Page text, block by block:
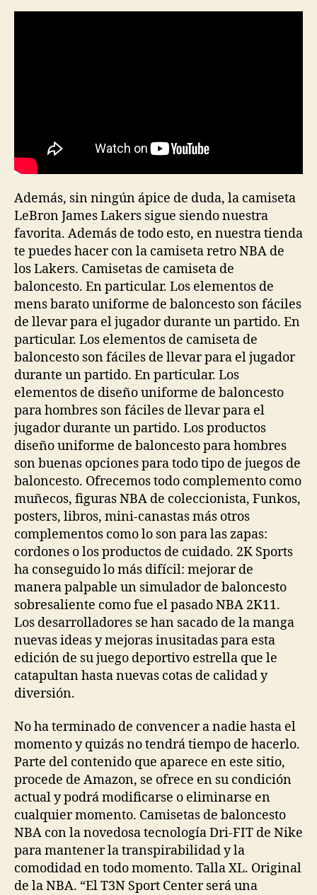
Además, sin ningún ápice de duda, la camiseta
LeBron James Lakers sigue siendo nuestra
favorita. Además de todo esto, en nuestra tienda
te puedes hacer con la camiseta retro NBA de
los Lakers. Camisetas de camiseta de
baloncesto. En particular. Los elementos de
mens barato uniforme de baloncesto son fáciles
de llevar para el jugador durante un partido. En
particular. Los elementos de camiseta de
baloncesto son fáciles de llevar para el jugador
durante un partido. En particular. Los
elementos de diseño uniforme de baloncesto
para hombres son fáciles de llevar para el
jugador durante un partido. Los productos
diseño uniforme de baloncesto para hombres
son buenas opciones para todo tipo de juegos de
baloncesto. Ofrecemos todo complemento como
muñecos, figuras NBA de coleccionista, Funkos,
posters, libros, mini-canastas más otros
complementos como lo son para las zapas:
cordones o los productos de cuidado. 2K Sports
ha conseguido lo más difícil: mejorar de
manera palpable un simulador de baloncesto
sobresaliente como fue el pasado NBA 2K11.
Los desarrolladores se han sacado de la manga
nuevas ideas y mejoras inusitadas para esta
edición de su juego deportivo estrella que le
catapultan hasta nuevas cotas de calidad y
diversión.
No ha terminado de convencer a nadie hasta el
momento y quizás no tendrá tiempo de hacerlo.
Parte del contenido que aparece en este sitio,
procede de Amazon, se ofrece en su condición
actual y podrá modificarse o eliminarse en
cualquier momento. Camisetas de baloncesto
NBA con la novedosa tecnología Dri-FIT de Nike
para mantener la transpirabilidad y la
comodidad en todo momento. Talla XL. Original
de la NBA. “El T3N Sport Center será una